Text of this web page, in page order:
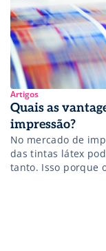
Artigos
Quais as
impressão?
No mercado de
das tintas látex
tanto. Isso porque